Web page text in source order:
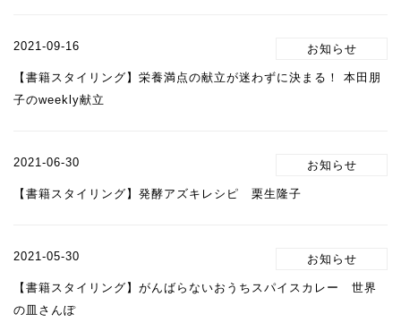
2021-09-16
【書籍スタイリング】栄養満点の献立が迷わずに決まる！ 本田朋
子のweekly献立
2021-06-30
【書籍スタイリング】発酵アズキレシピ 栗生隆子
2021-05-30
【書籍スタイリング】がんばらないおうちスパイスカレー 世界
の皿さんぽ